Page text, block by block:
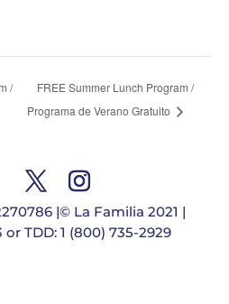
/
FREE Summer Lunch Program /
Programa de Verano Gratuito
|© La Familia 2021 |
or TDD: 1 (800) 735-2929